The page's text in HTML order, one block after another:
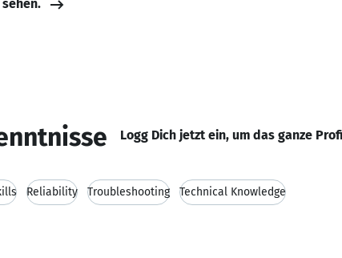
Logg Dich jetzt ein, um das ganze
Reliability Troubleshooting Technical Knowledge